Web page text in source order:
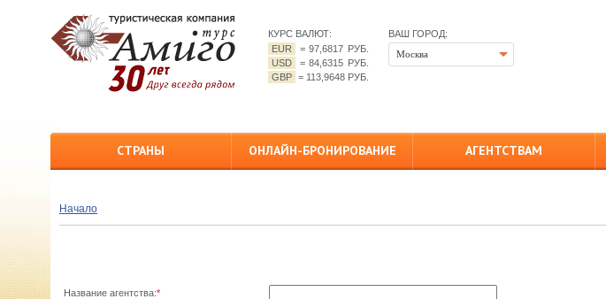
КУРС ВАЛЮТ:
EUR
=97,6817 РУБ.
USD
=84,6315 РУБ.
GBP = 113,9648 РУБ.
ВАШ ГОРОД:
Москва
СТРАНЫ ОНЛАЙН-БРОНИРОВАНИЕ АГЕНТСТВАМ
Начало
Название агентства:*